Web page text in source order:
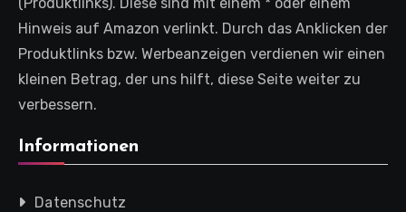
Hinweis auf Amazon verlinkt. Durch das Anklicken der
Produktlinks bzw. Werbeanzeigen verdienen wir einen
kleinen Betrag, der uns hilft, diese Seite weiter zu
verbessern.
Informationen
Datenschutz